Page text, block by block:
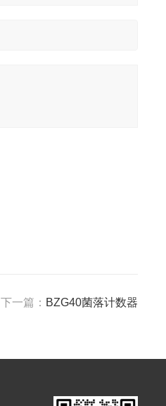
下一篇： BZG40菌落计数器